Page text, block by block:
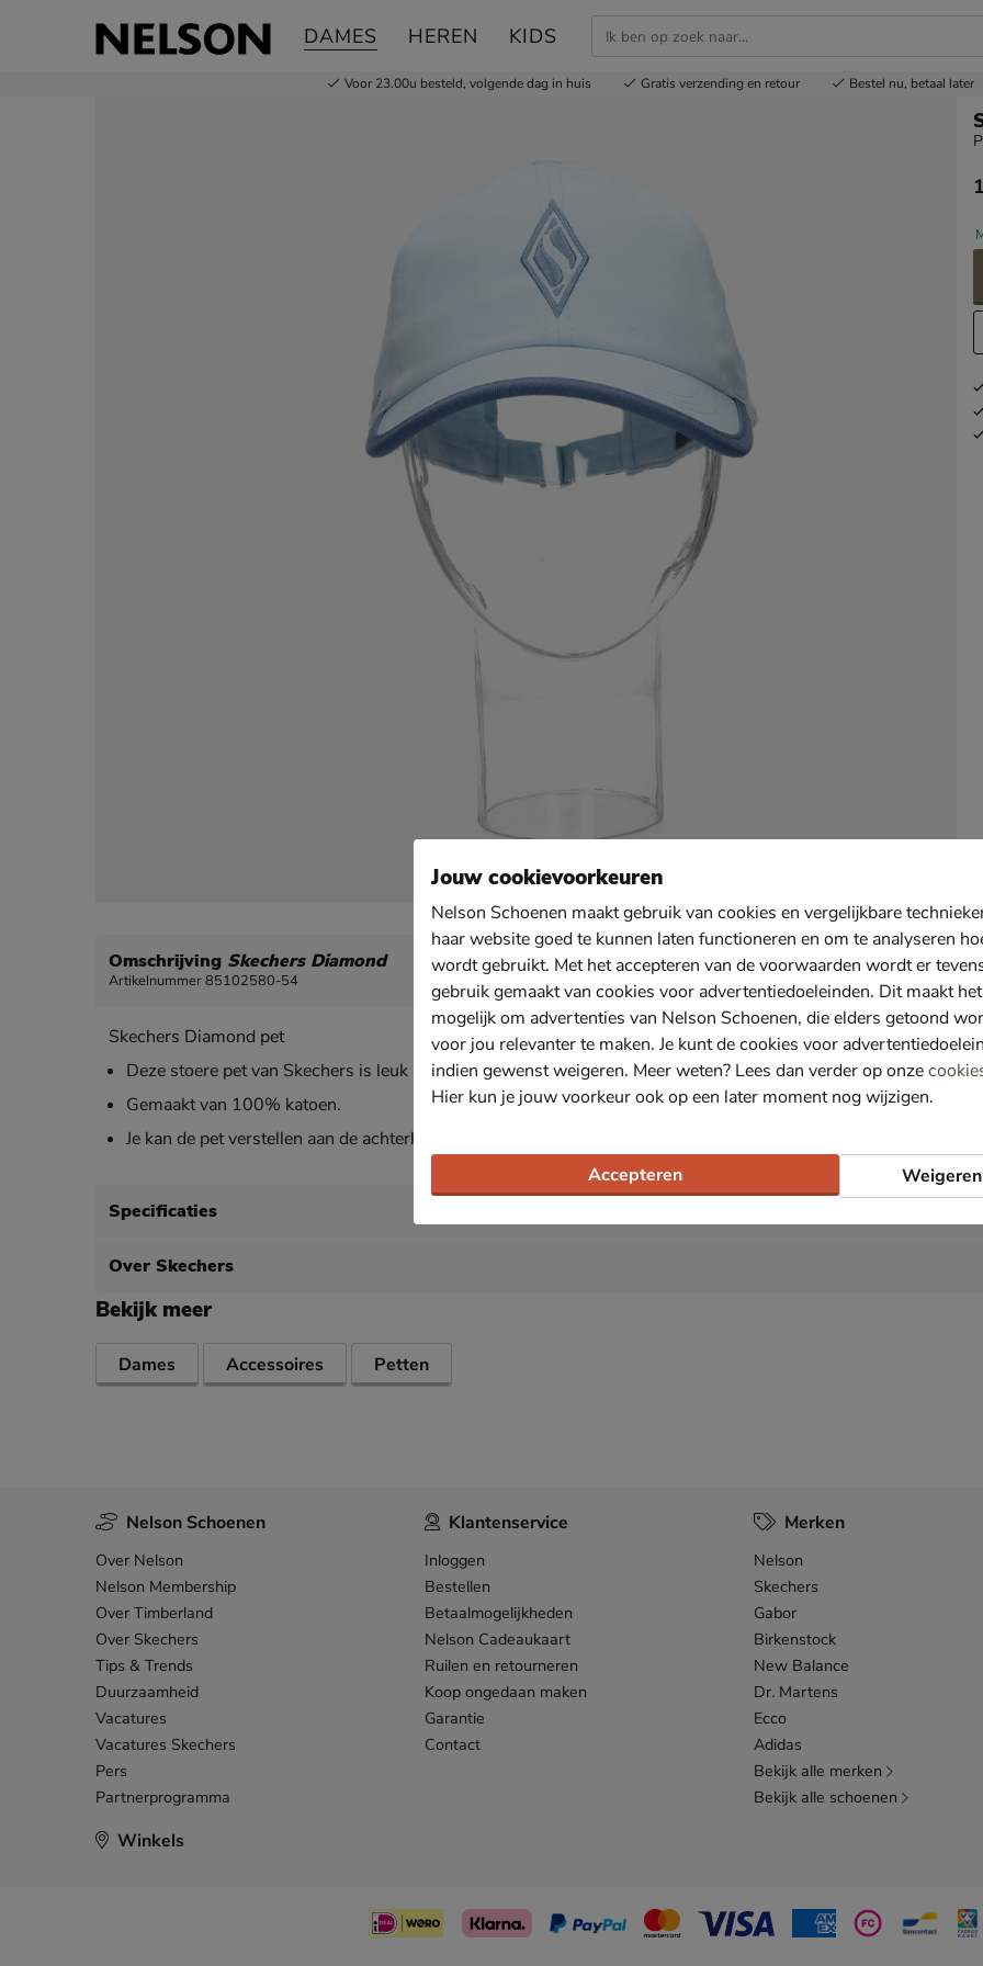
DAMES HEREN KIDS
Voor 23.00u besteld, volgende dag in huis Gratis verzending en retour Bestel nu, betaal later
Skechers Diamond
Petten
Omschrijving Skechers Diamond
Artikelnummer 85102580-54
Skechers Diamond pet
Deze stoere pet van Skechers is leuk bij elke outfit.
Gemaakt van 100% katoen.
Je kan de pet verstellen aan de achterkant.
Specificaties
Over Skechers
Bekijk meer
Dames Accessoires Petten
Nelson Schoenen
Over Nelson
Nelson Membership
Over Timberland
Over Skechers
Tips & Trends
Duurzaamheid
Vacatures
Vacatures Skechers
Pers
Partnerprogramma
Winkels
Klantenservice
Inloggen
Bestellen
Betaalmogelijkheden
Nelson Cadeaukaart
Ruilen en retourneren
Koop ongedaan maken
Garantie
Contact
Merken
Nelson
Skechers
Gabor
Birkenstock
New Balance
Dr. Martens
Ecco
Adidas
Bekijk alle merken
Bekijk alle schoenen
Jouw cookievoorkeuren
Nelson Schoenen maakt gebruik van cookies en vergelijkbare
haar website goed te kunnen laten functioneren en om te analyseren
wordt gebruikt. Met het accepteren van de voorwaarden wordt er
gebruik gemaakt van cookies voor advertentiedoeleinden. Dit maakt het
mogelijk om advertenties van Nelson Schoenen, die elders getoond
voor jou relevanter te maken. Je kunt de cookies voor
indien gewenst weigeren. Meer weten? Lees dan verder op onze
Hier kun je jouw voorkeur ook op een later moment nog wijzigen.
Accepteren Weigeren